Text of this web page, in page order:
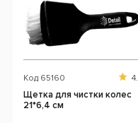
Код 65160
Щетка для чистки колес
21*6,4 см